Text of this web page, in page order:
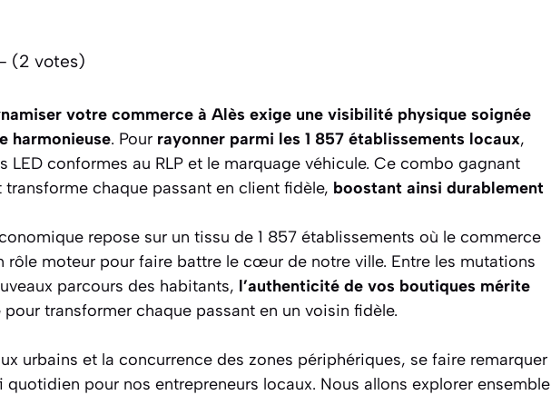
(2 votes)
votre commerce à Alès exige une visibilité physique soignée
harmonieuse. Pour rayonner parmi les 1 857 établissements locaux,
LED conformes au RLP et le marquage véhicule. Ce combo gagnant
chaque passant en client fidèle, boostant ainsi durablement
repose sur un tissu de 1 857 établissements où le commerce
rôle moteur pour faire battre le cœur de notre ville. Entre les mutations
parcours des habitants, l’authenticité de vos boutiques mérite
pour transformer chaque passant en un voisin fidèle.
urbains et la concurrence des zones périphériques, se faire remarquer
pour nos entrepreneurs locaux. Nous allons explorer ensemble